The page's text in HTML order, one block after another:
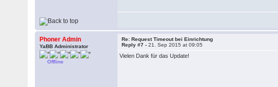
Phoner Admin
YaBB Administrator
Offline
Re: Request Timeout bei Einrichtung
Reply #7 -21. Sep 2015 at 09:05
Vielen Dank für das Update!